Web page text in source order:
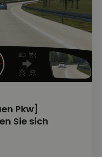
Pkw]
Sie sich